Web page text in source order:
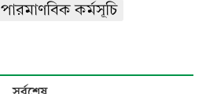
পারমাণবিক কর্মসূচি